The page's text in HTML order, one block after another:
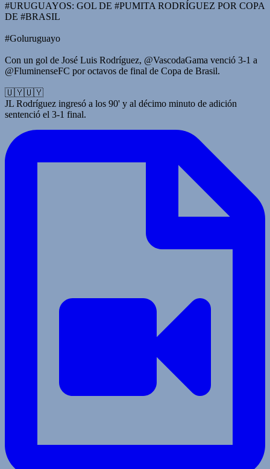
#URUGUAYOS: GOL DE #PUMITA RODRÍGUEZ POR COPA
DE #BRASIL
#Goluruguayo
Con un gol de José Luis Rodríguez, @VascodaGama venció 3-1 a
@FluminenseFC por octavos de final de Copa de Brasil.
🇺🇾🇺🇾
JL Rodríguez ingresó a los 90' y al décimo minuto de adición
sentenció el 3-1 final.